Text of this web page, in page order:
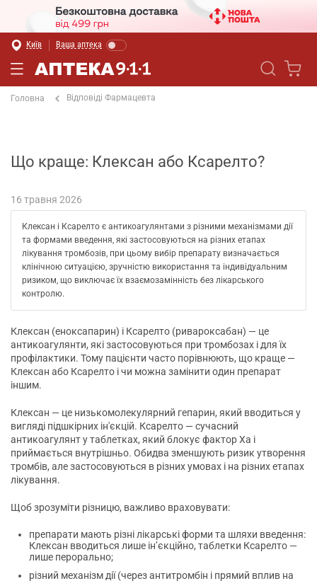
Київ Ваша аптека
Головна Відповіді Фармацевта
Що краще: Клексан або Ксарелто?
16 травня 2026
Клексан і Ксарелто є антикоагулянтами з різними механізмами дії
та формами введення, які застосовуються на різних етапах
лікування тромбозів, при цьому вибір препарату визначається
клінічною ситуацією, зручністю використання та індивідуальним
ризиком, що виключає їх взаємозамінність без лікарського
контролю.
Клексан (еноксапарин) і Ксарелто (ривароксабан) — це
антикоагулянти, які застосовуються при тромбозах і для їх
профілактики. Тому пацієнти часто порівнюють, що краще —
Клексан або Ксарелто і чи можна замінити один препарат
іншим.
Клексан — це низькомолекулярний гепарин, який вводиться у
вигляді підшкірних ін'єкцій. Ксарелто — сучасний
антикоагулянт у таблетках, який блокує фактор Xa і
приймається внутрішньо. Обидва зменшують ризик утворення
тромбів, але застосовуються в різних умовах і на різних етапах
лікування.
Щоб зрозуміти різницю, важливо враховувати:
препарати мають різні лікарські форми та шляхи введення:
Клексан вводиться лише ін’єкційно, таблетки Ксарелто —
лише перорально;
різний механізм дії (через антитромбін і прямий вплив на